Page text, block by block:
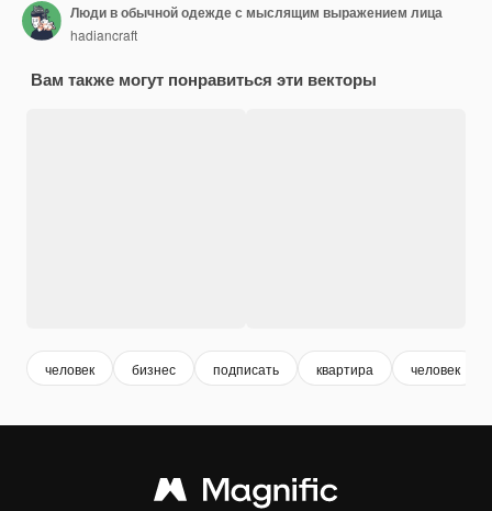
Люди в обычной одежде с мыслящим выражением лица
hadiancraft
Вам также могут понравиться эти векторы
человек бизнес подписать квартира человек